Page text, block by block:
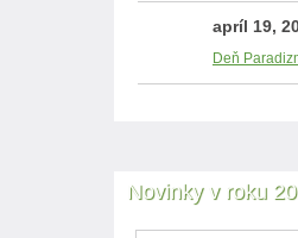
apríl 19,
Deň
Novinky v roku